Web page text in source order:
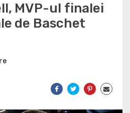
MVP-ul finalei
de Baschet